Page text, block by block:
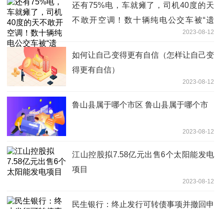
还有75%电，车就瘫了，司机40度的天
不敢开空调！数十辆纯电公交车被“遗
2023-08-12
如何让自己变得更有自信（怎样让自己变
得更有自信）
2023-08-12
鲁山县属于哪个市区 鲁山县属于哪个市
2023-08-12
江山控股拟7.58亿元出售6个太阳能发电
项目
2023-08-12
民生银行：终止发行可转债事项并撤回申